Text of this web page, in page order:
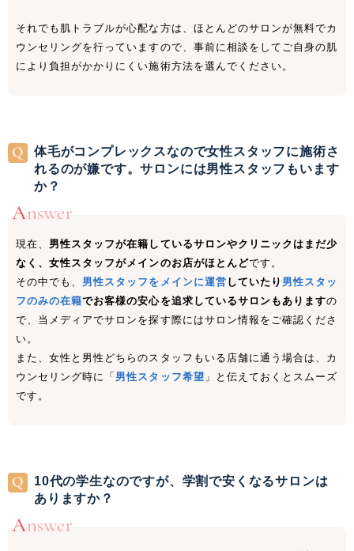
それでも肌トラブルが心配な方は、ほとんどのサロンが無料でカ
ウンセリングを行っていますので、事前に相談をしてご自身の肌
により負担がかかりにくい施術方法を選んでください。
体毛がコンプレックスなので女性スタッフに施術さ
れるのが嫌です。サロンには男性スタッフもいます
か？
現在、 男性スタッフが在籍しているサロンやクリニックはまだ少
なく、女性スタッフがメインのお店がほとんどです。
その中でも、 男性スタッフをメインに運営 していたり 男性スタッ
フのみの在籍でお客様の安心を追求しているサロンもありますの
で、当メディアでサロンを探す際にはサロン情報をご確認くださ
い。
また、女性と男性どちらのスタッフもいる店舗に通う場合は、カ
ウンセリング時に「 男性スタッフ希望 」と伝えておくとスムーズ
です。
10代の学生なのですが、 学割で安くなるサロンは
ありますか？